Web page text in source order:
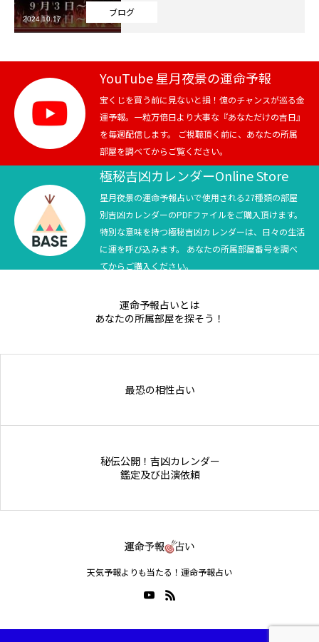
芸能界
テニス
スポーツ
競馬
テニス四大大会・五輪
テニス四大大会・五輪
ブログ
2024.10.17
YouTube 星月夜景の運命予報
宝くじを買う前に見ないと損！億のチャンスが巡る金
運予報。一粒万倍日より大事な『あなただけの吉日』
を毎週配信します。 ご視聴頂く前に、あなたの所属
部屋を調べてからご覧ください。
極秘吉凶カレンダーOnline Store
星月夜景の運命予報占いで使用される27種類の部屋
別吉凶カレンダーのPDFファイルをご購入頂けます。
特別な意味を持つ極秘吉凶カレンダーは、日々の生活
に運を呼び込みます。 あなたの所属部屋番号を調べ
てからご購入ください。
運命予報占いとは
あなたの所属部屋を探そう！
最恐の相性占い
秘伝公開！吉凶カレンダー
鑑定及び出演依頼
天気予報よりも当たる！運命予報占い